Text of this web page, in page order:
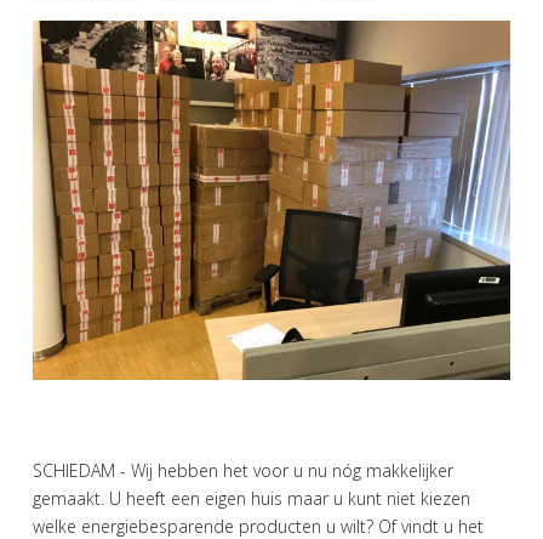
SCHIEDAM - Wij hebben het voor u nu nóg makkelijker
gemaakt. U heeft een eigen huis maar u kunt niet kiezen
welke energiebesparende producten u wilt? Of vindt u het